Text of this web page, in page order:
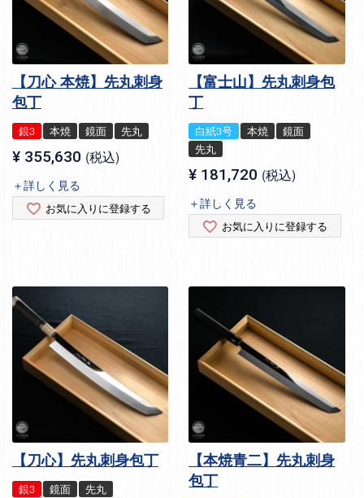
【刀心 本焼】先丸刺身
包丁
銀3 本焼 鏡面 先丸
¥ 355,630 税込
＋詳しく見る
お気に入りに登録する
【富士山】先丸刺身包
丁
白紙3号 本焼
鏡面
先丸
¥ 181,720 税込
＋詳しく見る
お気に入りに登録する
【刀心】先丸刺身包丁
銀3 鏡面 先丸
【本焼青二】先丸刺身
包丁